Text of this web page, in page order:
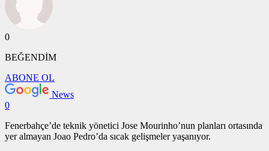
0
BEĞENDİM
ABONE OL
News
0
Fenerbahçe’de teknik yönetici Jose Mourinho’nun planları ortasında
yer almayan Joao Pedro’da sıcak gelişmeler yaşanıyor.